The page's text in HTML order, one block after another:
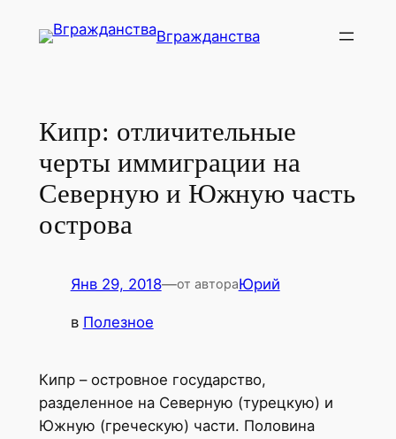
Вгражданства
Кипр: отличительные
черты иммиграции на
Северную и Южную часть
острова
Янв 29, 2018—от автораЮрий
в Полезное
Кипр – островное государство,
разделенное на Северную (турецкую) и
Южную (греческую) части. Половина